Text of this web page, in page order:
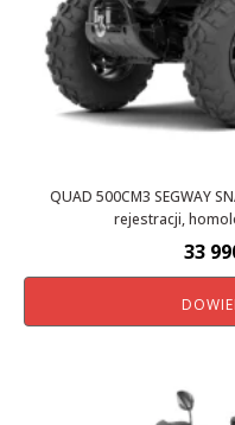
QUAD 500CM3 SEGWAY
rejestracji,
33